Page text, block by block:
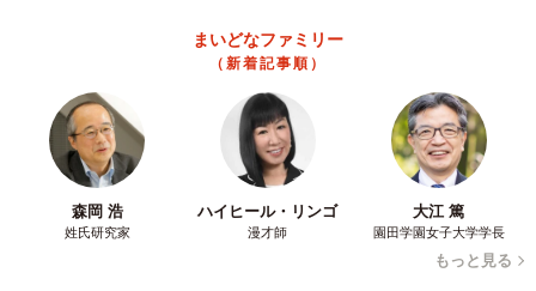
まいどなファミリー
（新着記事順）
森岡 浩
姓氏研究家
ハイヒール・リンゴ
漫才師
大江 篤
園田学園女子大学学長
もっと見る